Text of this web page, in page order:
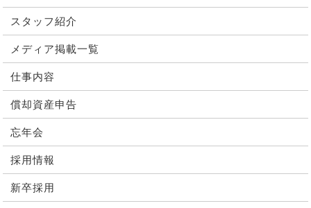
スタッフ紹介
メディア掲載一覧
仕事内容
償却資産申告
忘年会
採用情報
新卒採用